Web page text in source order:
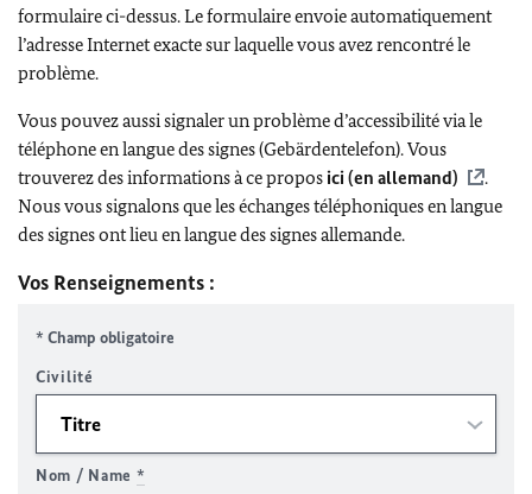
formulaire ci-dessus. Le formulaire envoie automatiquement
l’adresse Internet exacte sur laquelle vous avez rencontré le
problème.
Vous pouvez aussi signaler un problème d’accessibilité via le
téléphone en langue des signes (Gebärdentelefon). Vous
trouverez des informations à ce propos ici (en allemand)
.
Nous vous signalons que les échanges téléphoniques en langue
des signes ont lieu en langue des signes allemande.
Vos Renseignements :
* Champ obligatoire
Civilité
Nom / Name *